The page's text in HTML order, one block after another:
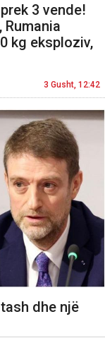
3 vende!
kg eksploziv,
3 Gusht, 12:42
dhe një